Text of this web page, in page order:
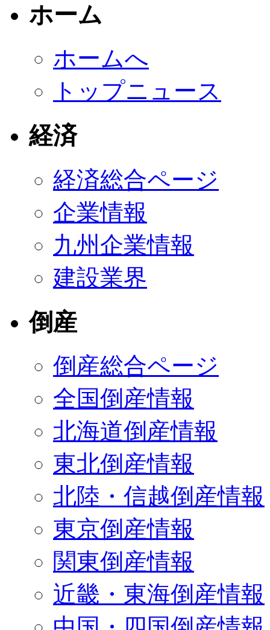
ホーム
ホームへ
トップニュース
経済
経済総合ページ
企業情報
九州企業情報
建設業界
倒産
倒産総合ページ
全国倒産情報
北海道倒産情報
東北倒産情報
北陸・信越倒産情報
東京倒産情報
関東倒産情報
近畿・東海倒産情報